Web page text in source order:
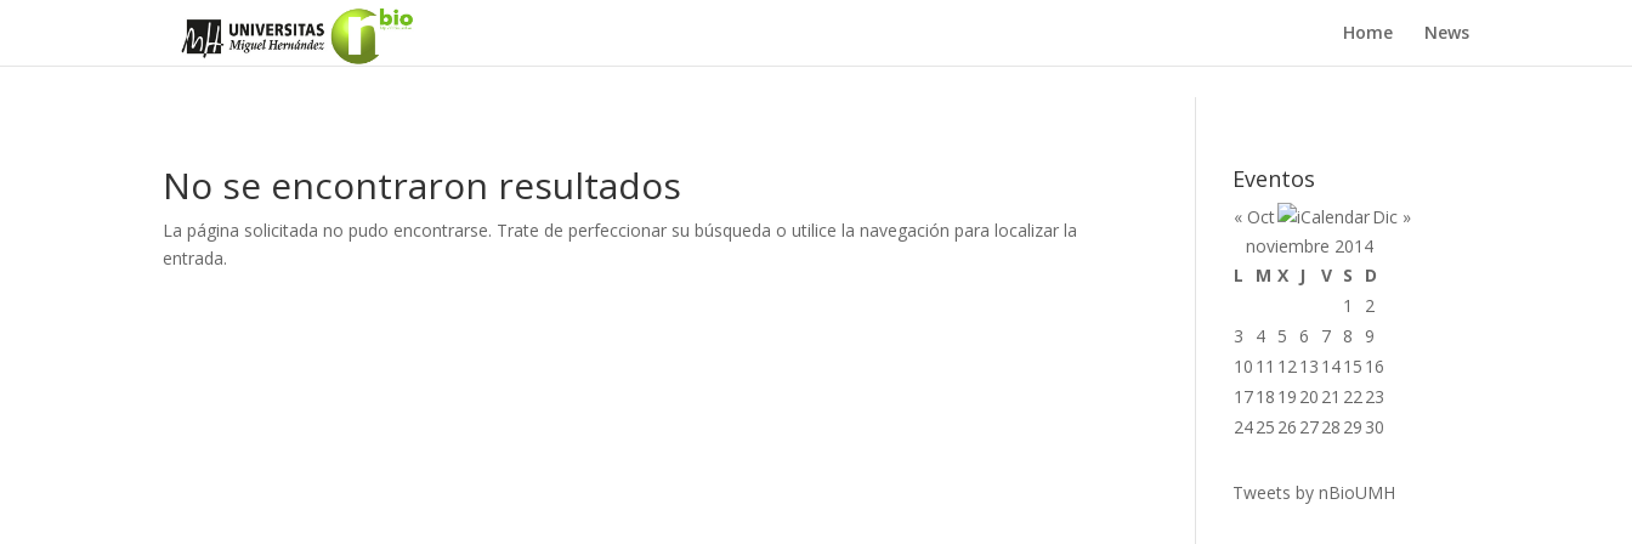
Home News
No se encontraron resultados
La página solicitada no pudo encontrarse. Trate de perfeccionar su búsqueda o utilice la navegación para localizar la
entrada.
Eventos
« Oct
Dic »
noviembre 2014
L
M X J V S
D
1
2
3
4 5 6 7 8
9
10 11 1213 1415 16
1718 19 20 21 2223
2425 26 2728 29 30
Tweets by nBioUMH